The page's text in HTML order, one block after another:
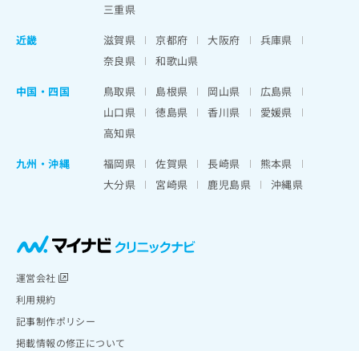
三重県
近畿
滋賀県 京都府 大阪府
兵庫県
奈良県
和歌山県
中国・四国
鳥取県 島根県 岡山県
広島県
山口県
徳島県 香川県
愛媛県
高知県
九州・沖縄
福岡県 佐賀県 長崎県
熊本県
大分県
宮崎県 鹿児島県 沖縄県
運営会社
利用規約
記事制作ポリシー
掲載情報の修正について